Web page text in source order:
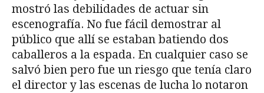
mostró las debilidades de actuar sin
escenografía. No fue fácil demostrar al
público que allí se estaban batiendo dos
caballeros a la espada. En cualquier caso se
salvó bien pero fue un riesgo que tenía claro
el director y las escenas de lucha lo notaron